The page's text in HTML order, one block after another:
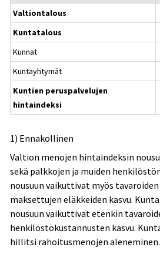
Valtiontalous
Kuntatalous
Kunnat
Kuntayhtymät
Kuntien peruspalvelujen
hintaindeksi
1) Ennakollinen
Valtion menojen hintaindeksin
sekä palkkojen ja muiden
nousuun vaikuttivat myös
maksettujen eläkkeiden kasvu.
nousuun vaikuttivat etenkin
henkilöstökustannusten kasvu.
hillitsi rahoitusmenojen aleneminen.